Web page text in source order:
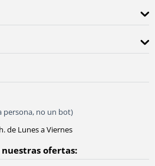
persona, no un bot)
de Lunes a Viernes
ofertas: